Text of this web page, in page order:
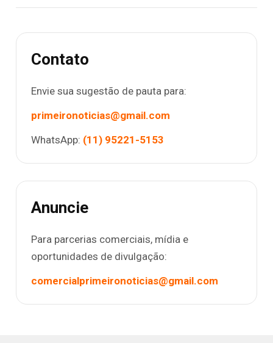
Contato
Envie sua sugestão de pauta para:
primeironoticias@gmail.com
WhatsApp: (11) 95221-5153
Anuncie
Para parcerias comerciais, mídia e
oportunidades de divulgação:
comercialprimeironoticias@gmail.com